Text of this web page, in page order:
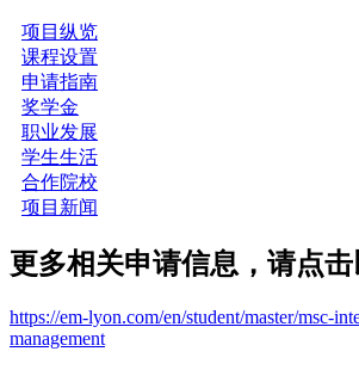
项目纵览
课程设置
申请指南
奖学金
职业发展
学生生活
合作院校
项目新闻
更多相关申请信息，请点击
https://em-lyon.com/en/student/master/msc-
management